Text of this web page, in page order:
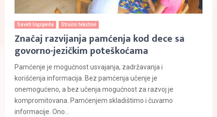
Saveti logopeda Stručni tekstovi
Značaj razvijanja pamćenja kod dece sa
govorno-jezičkim poteškoćama
Pamćenje je mogućnost usvajanja, zadržavanja i
korišćenja informacija. Bez pamćenja učenje je
onemogućeno, a bez učenja mogućnost za razvoj je
kompromitovana. Pamćenjem skladištimo i čuvamo
informacije. Ono...